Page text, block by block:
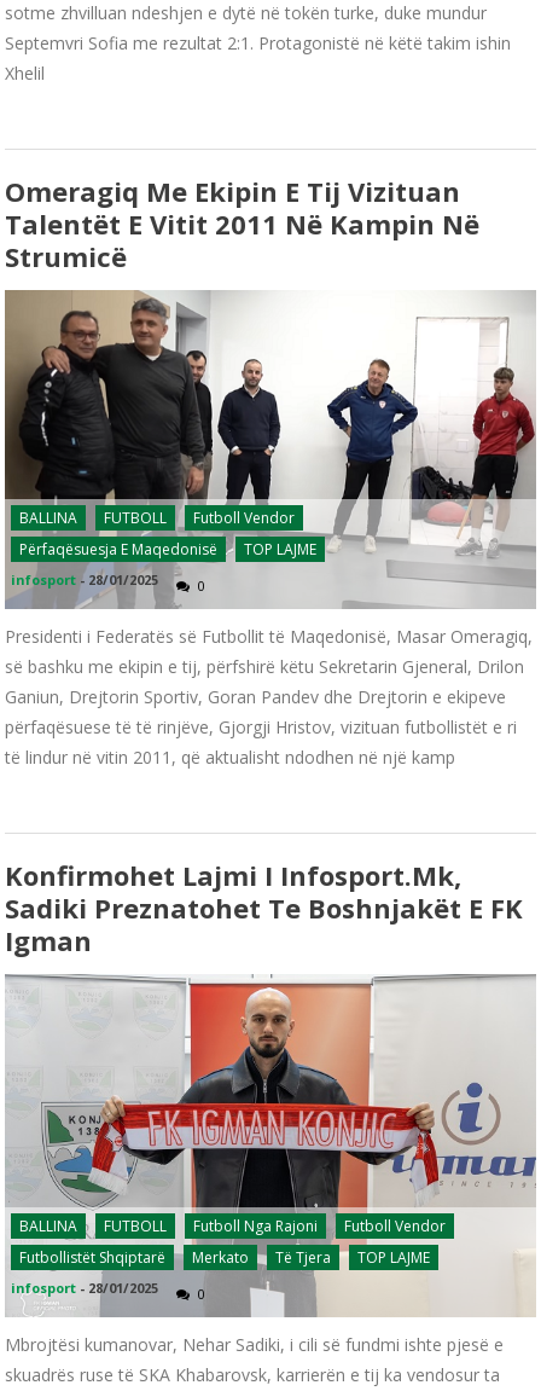
sotme zhvilluan ndeshjen e dytë në tokën turke, duke mundur
Septemvri Sofia me rezultat 2:1. Protagonistë në këtë takim ishin
Xhelil
Omeragiq Me Ekipin E Tij Vizituan
Talentët E Vitit 2011 Në Kampin Në
Strumicë
BALLINA FUTBOLL
Futboll Vendor
Përfaqësuesja E Maqedonisë
TOP LAJME
infosport - 28/01/2025 0
Presidenti i Federatës së Futbollit të Maqedonisë, Masar Omeragiq,
së bashku me ekipin e tij, përfshirë këtu Sekretarin Gjeneral, Drilon
Ganiun, Drejtorin Sportiv, Goran Pandev dhe Drejtorin e ekipeve
përfaqësuese të të rinjëve, Gjorgji Hristov, vizituan futbollistët e ri
të lindur në vitin 2011, që aktualisht ndodhen në një kamp
Konfirmohet Lajmi I Infosport.mk,
Sadiki Preznatohet Te Boshnjakët E FK
Igman
BALLINA FUTBOLL Futboll Nga Rajoni
Futboll Vendor
Futbollistët Shqiptarë
Merkato Të Tjera TOP LAJME
infosport - 28/01/2025 0
Mbrojtësi kumanovar, Nehar Sadiki, i cili së fundmi ishte pjesë e
skuadrës ruse të SKA Khabarovsk, karrierën e tij ka vendosur ta